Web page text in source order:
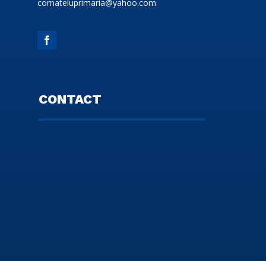
cornateluprimaria@yahoo.com
CONTACT